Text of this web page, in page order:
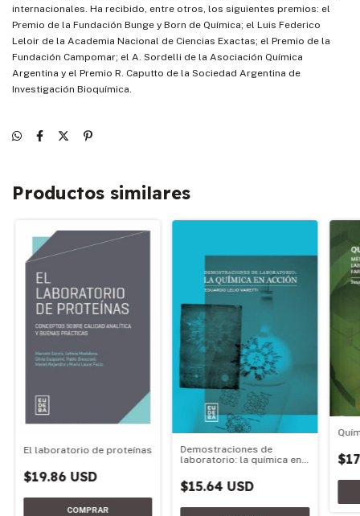
internacionales. Ha recibido, entre otros, los siguientes premios: el
Premio de la Fundación Bunge y Born de Química; el Luis Federico
Leloir de la Academia Nacional de Ciencias Exactas; el Premio de la
Fundación Campomar; el A. Sordelli de la Asociación Química
Argentina y el Premio R. Caputto de la Sociedad Argentina de
Investigación Bioquímica.
Productos similares
El laboratorio de proteínas
$19.86 USD
Demostraciones de
laboratorio: la química en
$15.64 USD